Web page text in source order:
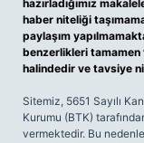
hazırladığımız
haber niteliği
paylaşım
benzerlikleri
halindedir ve tavsiye
Sitemiz, 5651 Sayılı
Kurumu (BTK)
vermektedir. Bu